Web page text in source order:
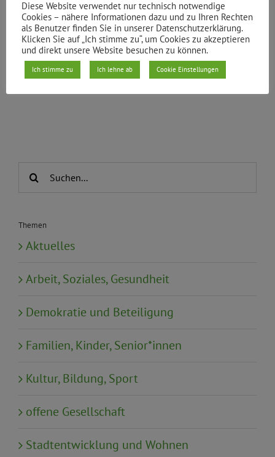
VonAndreas-M. Selignow | 04.03.2021
Weiterlesen
Suche
Themen
Aktuelles
Arbeit, Soziales, Gesundheit
Demokratie und Beteiligung
Familien, Kinder, Senior*innen
Kultur, Bildung, Sport
offene Gesellschaft
Stadtentwicklung und Wohnen
Diese Website verwendet nur technisch notwendige
Cookies – nähere Informationen dazu und zu Ihren Rechten
als Benutzer finden Sie in unserer Datenschutzerklärung.
Klicken Sie auf „Ich stimme zu“, um Cookies zu akzeptieren
und direkt unsere Website besuchen zu können.
Ich stimme zu Ich lehne ab Cookie Einstellungen